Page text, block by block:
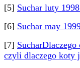
[5] Suchar luty
[6] Suchar may
[7]
czyli dlaczego koty